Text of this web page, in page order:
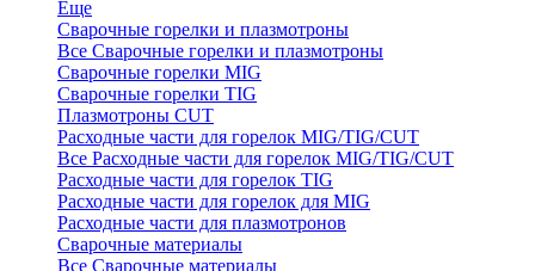
Еще
Сварочные горелки и плазмотроны
Все Сварочные горелки и плазмотроны
Сварочные горелки MIG
Сварочные горелки TIG
Плазмотроны CUT
Расходные части для горелок MIG/TIG/CUT
Все Расходные части для горелок MIG/TIG/CUT
Расходные части для горелок TIG
Расходные части для горелок для MIG
Расходные части для плазмотронов
Сварочные материалы
Все Сварочные материалы